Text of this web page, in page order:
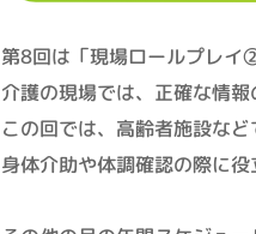
第8回は「現場ロールプレイ
介護の現場では、正確な情
この回では、高齢者施設な
身体介助や体調確認の際に